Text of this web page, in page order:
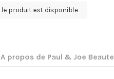
A propos de Paul & Joe Beaute